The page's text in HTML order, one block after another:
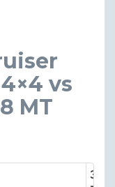
4×4 vs
MT